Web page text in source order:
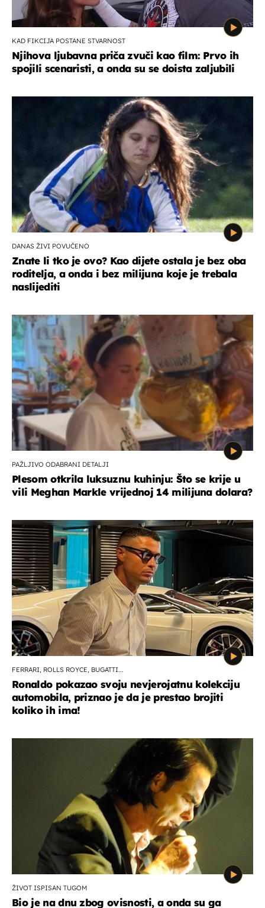
KAD FIKCIJA POSTANE STVARNOST
Njihova ljubavna priča zvuči kao film: Prvo ih
spojili scenaristi, a onda su se doista zaljubili
DANAS ŽIVI POVUČENO
Znate li tko je ovo? Kao dijete ostala je bez oba
roditelja, a onda i bez milijuna koje je trebala
naslijediti
PAŽLJIVO ODABRANI DETALJI
Plesom otkrila luksuznu kuhinju: Što se krije u
vili Meghan Markle vrijednoj 14 milijuna dolara?
FERRARI, ROLLS ROYCE, BUGATTI...
Ronaldo pokazao svoju nevjerojatnu kolekciju
automobila, priznao je da je prestao brojiti
koliko ih ima!
ŽIVOT ISPISAN TUGOM
Bio je na dnu zbog ovisnosti, a onda su ga